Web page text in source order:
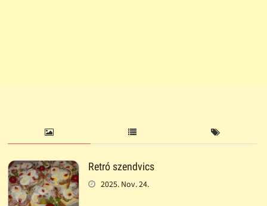
Retró szendvics
2025. Nov. 24.